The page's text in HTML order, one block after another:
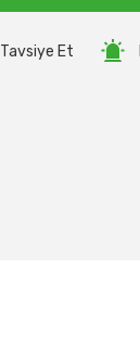
Tavsiye Et